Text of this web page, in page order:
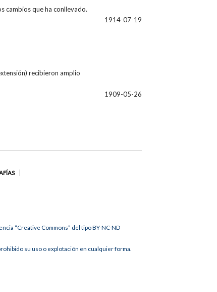
cambios que ha conllevado.
1914-07-19
recibieron amplio
1909-05-26
“Creative Commons” del tipo BY-NC-ND
su uso o explotación en cualquier forma.